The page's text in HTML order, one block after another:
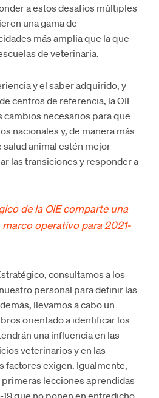
a estos desafíos múltiples
una gama de
más amplia que la que
de veterinaria.
y el saber adquirido, y
centros de referencia, la OIE
cambios necesarios para que
nacionales y, de manera más
animal estén mejor
las transiciones y responder a
de la OIE comparte una
operativo para 2021-
consultamos a los
personal para definir las
llevamos a cabo un
orientado a identificar los
una influencia en las
veterinarios y en las
factores exigen. Igualmente,
lecciones aprendidas
19 que no ponen en entredicho